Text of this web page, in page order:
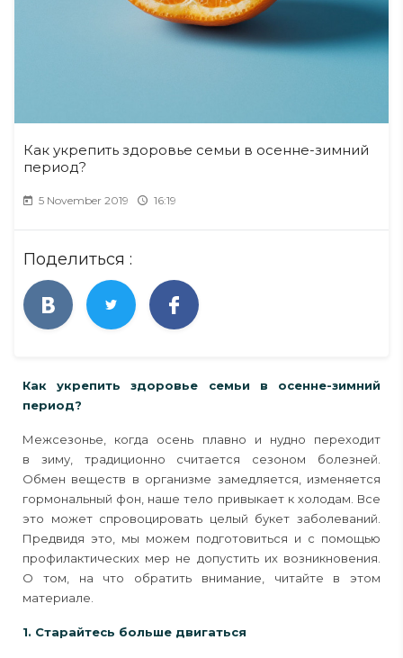
Как укрепить здоровье семьи в осенне-зимний
период?
5 November 2019 16:19
Поделиться :
Как укрепить здоровье семьи в осенне-зимний
период?
Межсезонье, когда осень плавно и нудно переходит
в зиму, традиционно считается сезоном болезней.
Обмен веществ в организме замедляется, изменяется
гормональный фон, наше тело привыкает к холодам. Все
это может спровоцировать целый букет заболеваний.
Предвидя это, мы можем подготовиться и с помощью
профилактических мер не допустить их возникновения.
О том, на что обратить внимание, читайте в этом
материале.
1. Старайтесь больше двигаться